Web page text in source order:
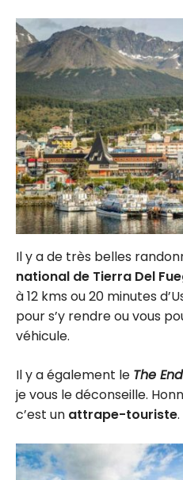
Il y a de très belles
national de Tierra Del
à 12 kms ou 20 minutes
pour s’y rendre ou vous
véhicule.
Il y a également le The
je vous le déconseille.
c’est un attrape-touriste.